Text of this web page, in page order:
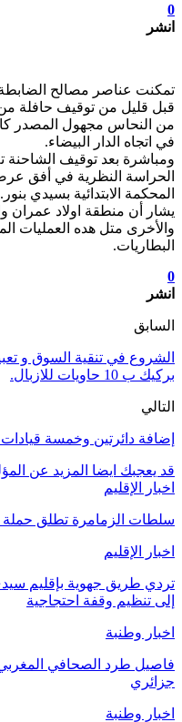
0
انشر
تمكنت عناصر مصالح الضابطة
من النحاس مجهول المصدر
في اتجاه الدار البيضاء.
ومباشرة بعد توقيف الشاحنة
الحراسة النظرية في أفق
المحكمة الابتدائية بسيدي بنور.
يشار أن منطقة اولاد عمران
والأخرى متل هده العمليات
البطاريات.
0
انشر
السابق
الشروع في تنقية السوق و
بركيك ب 10 حاويات للازبال.
التالي
إضافة دائرتين وخمسة
قد يعجبك ايضا المزيد عن
اخبار الإقليم
سلطات الزمامرة تطلق حملة
اخبار الإقليم
تردي طريق جهوية بإقليم
إلى تنظيم وقفة احتجاجية
اخبار وطنبة
فاصيل طرد الصحافي
جزائري
اخبار وطنبة